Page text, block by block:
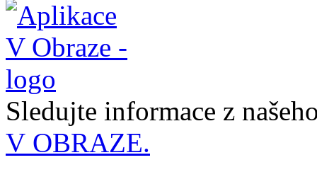
Sledujte informace z
V OBRAZE.